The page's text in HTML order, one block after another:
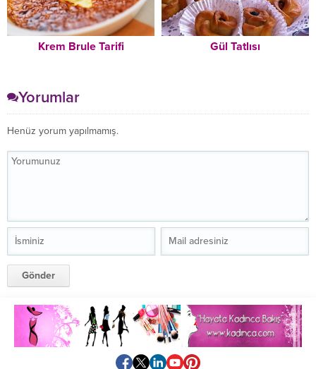
Krem Brule Tarifi Gül Tatlısı
Yorumlar
Henüz yorum yapılmamış.